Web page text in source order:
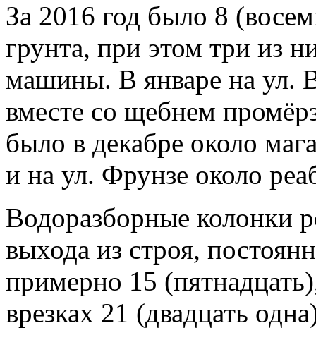
За 2016 год было 8
грунта, при этом три из
машины. В январе на ул.
вместе со щебнем
было в декабре около
и на ул. Фрунзе около
Водоразборные колонки
выхода из строя,
примерно 15
врезках 21 (двадцать